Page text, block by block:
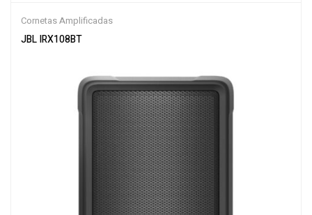
Cornetas Amplificadas
JBL IRX108BT